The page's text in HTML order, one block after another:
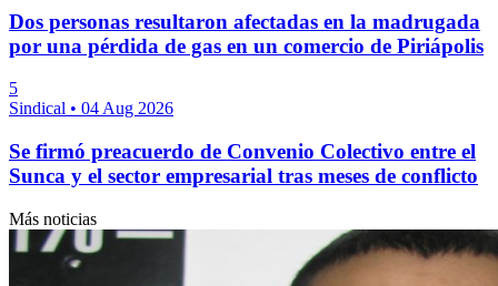
Dos personas resultaron afectadas en la madrugada
por una pérdida de gas en un comercio de Piriápolis
5
Sindical • 04 Aug 2026
Se firmó preacuerdo de Convenio Colectivo entre el
Sunca y el sector empresarial tras meses de conflicto
Más noticias